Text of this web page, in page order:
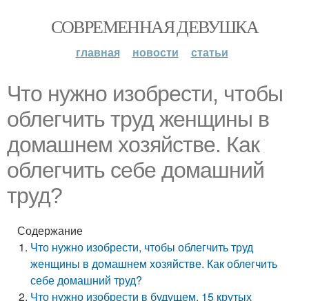
СОВРЕМЕННАЯ ДЕВУШКА
главная новости статьи
Что нужно изобрести, чтобы
облегчить труд женщины в
домашнем хозяйстве. Как
облегчить себе домашний
труд?
Содержание
Что нужно изобрести, чтобы облегчить труд
женщины в домашнем хозяйстве. Как облегчить
себе домашний труд?
Что нужно изобрести в будущем. 15 крутых